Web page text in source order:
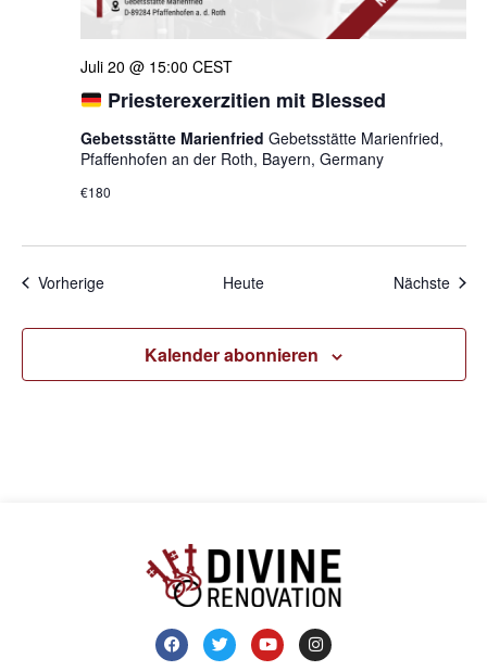
Priesterexerzitien mit Blessed
Juli 20 @ 15:00 CEST
Gebetsstätte Marienfried Gebetsstätte Marienfried,
Pfaffenhofen an der Roth, Bayern, Germany
€180
VorherigeVeranstaltungen Heute Nächste
Kalender abonnieren